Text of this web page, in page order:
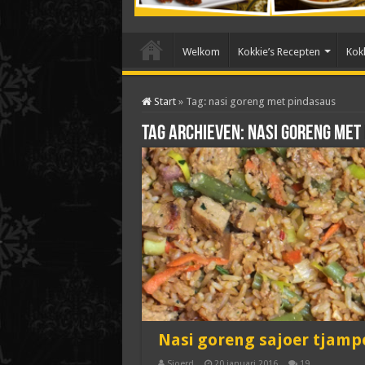
Welkom Kokkie’s Recepten
Start » Tag: nasi goreng met pindasaus
Tag archieven: nasi goreng
Nasi goreng sajoer